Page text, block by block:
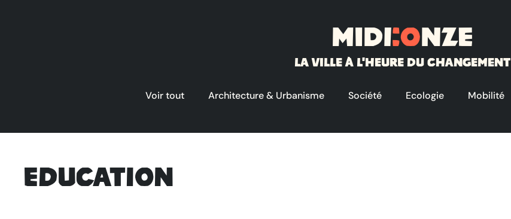
Midi:onze
La ville à l'heure du changement
Voir tout Architecture & Urbanisme Société Ecologie Mobilité
Education